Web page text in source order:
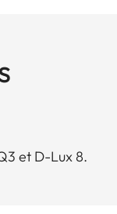
et D-Lux 8.